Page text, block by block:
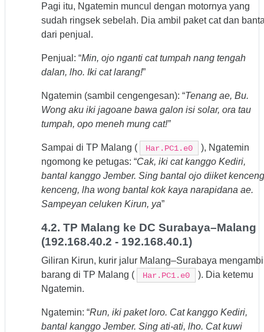
Pagi itu, Ngatemin muncul dengan motornya yang
sudah ringsek sebelah. Dia ambil paket cat dan
dari penjual.
Penjual: “Min, ojo nganti cat tumpah nang tengah
dalan, lho. Iki cat larang!”
Ngatemin (sambil cengengesan): “Tenang ae, Bu.
Wong aku iki jagoane bawa galon isi solar, ora tau
tumpah, opo meneh mung cat!”
Sampai di TP Malang ( Har.PC1.e0
), Ngatemin
ngomong ke petugas: “Cak, iki cat kanggo Kediri,
bantal kanggo Jember. Sing bantal ojo diiket
kenceng, lha wong bantal kok kaya narapidana ae.
Sampeyan celuken Kirun, ya”
4.2. TP Malang ke DC Surabaya–Malang
(192.168.40.2 - 192.168.40.1)
Giliran Kirun, kurir jalur Malang–Surabaya
barang di TP Malang (
Har.PC1.e0
). Dia ketemu
Ngatemin.
Ngatemin: “Run, iki paket loro. Cat kanggo Kediri,
bantal kanggo Jember. Sing ati-ati, lho. Cat kuwi